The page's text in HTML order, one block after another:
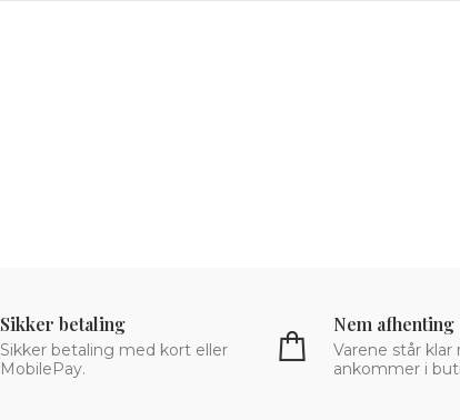
Sikker betaling
Sikker betaling med kort eller
MobilePay.
Nem afhenting
Varene står klar
ankommer i